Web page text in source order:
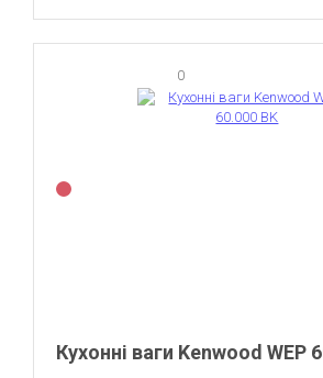
0
Кухонні ваги Kenwood WEP